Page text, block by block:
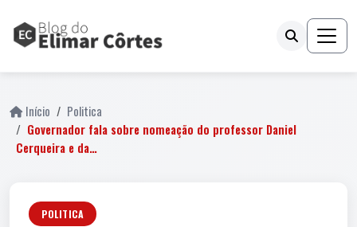
Início
Politica
Governador fala sobre nomeação do professor Daniel
Cerqueira e da…
POLITICA